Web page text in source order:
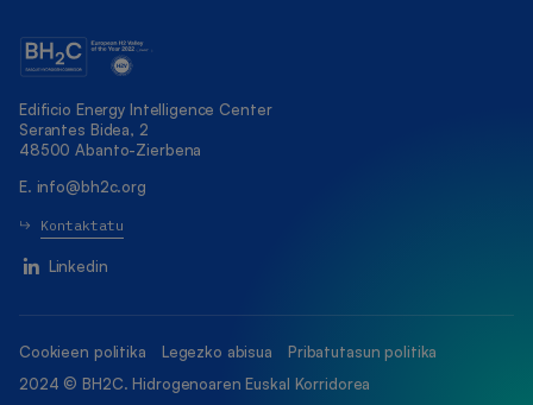
Edificio Energy Intelligence Center
Serantes Bidea, 2
48500 Abanto-Zierbena
E. info@bh2c.org
Kontaktatu
Linkedin
2024 © BH2C. Hidrogenoaren Euskal Korridorea
Cookieen politika Legezko abisua Pribatutasun politika